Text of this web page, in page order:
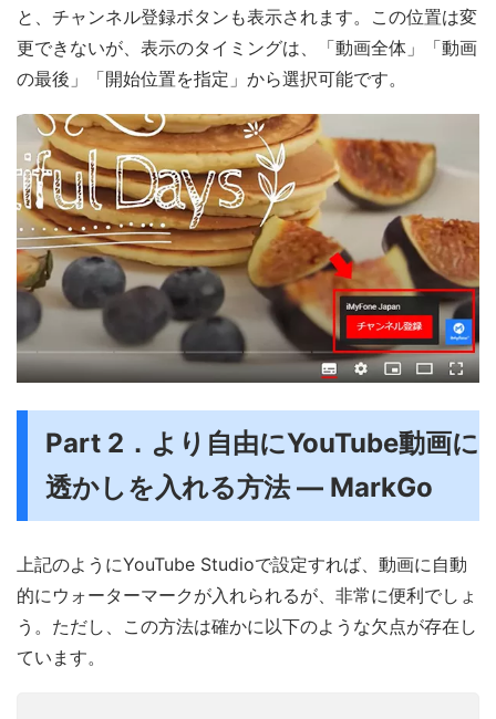
と、チャンネル登録ボタンも表示されます。この位置は変
更できないが、表示のタイミングは、「動画全体」「動画
の最後」「開始位置を指定」から選択可能です。
Part 2．より自由にYouTube動画に
透かしを入れる方法 ― MarkGo
上記のようにYouTube Studioで設定すれば、動画に自動
的にウォーターマークが入れられるが、非常に便利でしょ
う。ただし、この方法は確かに以下のような欠点が存在し
ています。